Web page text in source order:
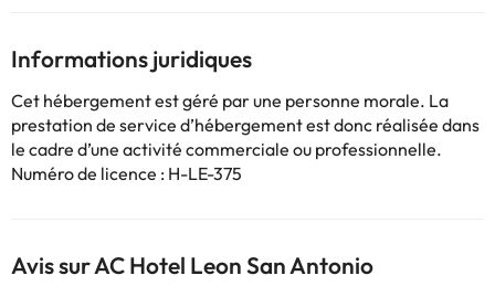
conférence bien équipée qui est sûr de plaire voyageurs
d'affaires. Vous pourrez profiter des nombreux excellents
services et équipements offerts par l'hôtel.
Certains des services indiqués peuvent être payants. Vous
pouvez consulter les tarifs directement auprès de
Informations juridiques
Cet hébergement est géré par une personne morale. La
prestation de service d’hébergement est donc réalisée dans
le cadre d’une activité commerciale ou professionnelle.
Numéro de licence : H-LE-375
Avis sur AC Hotel Leon San Antonio